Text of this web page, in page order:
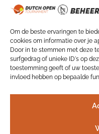
Om de beste ervaringen te
cookies om informatie over je
Door in te stemmen met deze
surfgedrag of unieke ID's op
toestemming geeft of uw
invloed hebben op bepaalde
Eemslag
Bikkersweg
3752 WV
VOLG ONS